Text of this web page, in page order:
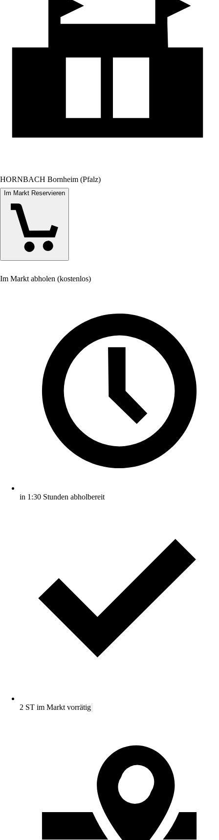
HORNBACH Bornheim (Pfalz)
Im Markt Reservieren
Im Markt abholen (kostenlos)
in 1:30 Stunden abholbereit
2 ST im Markt vorrätig